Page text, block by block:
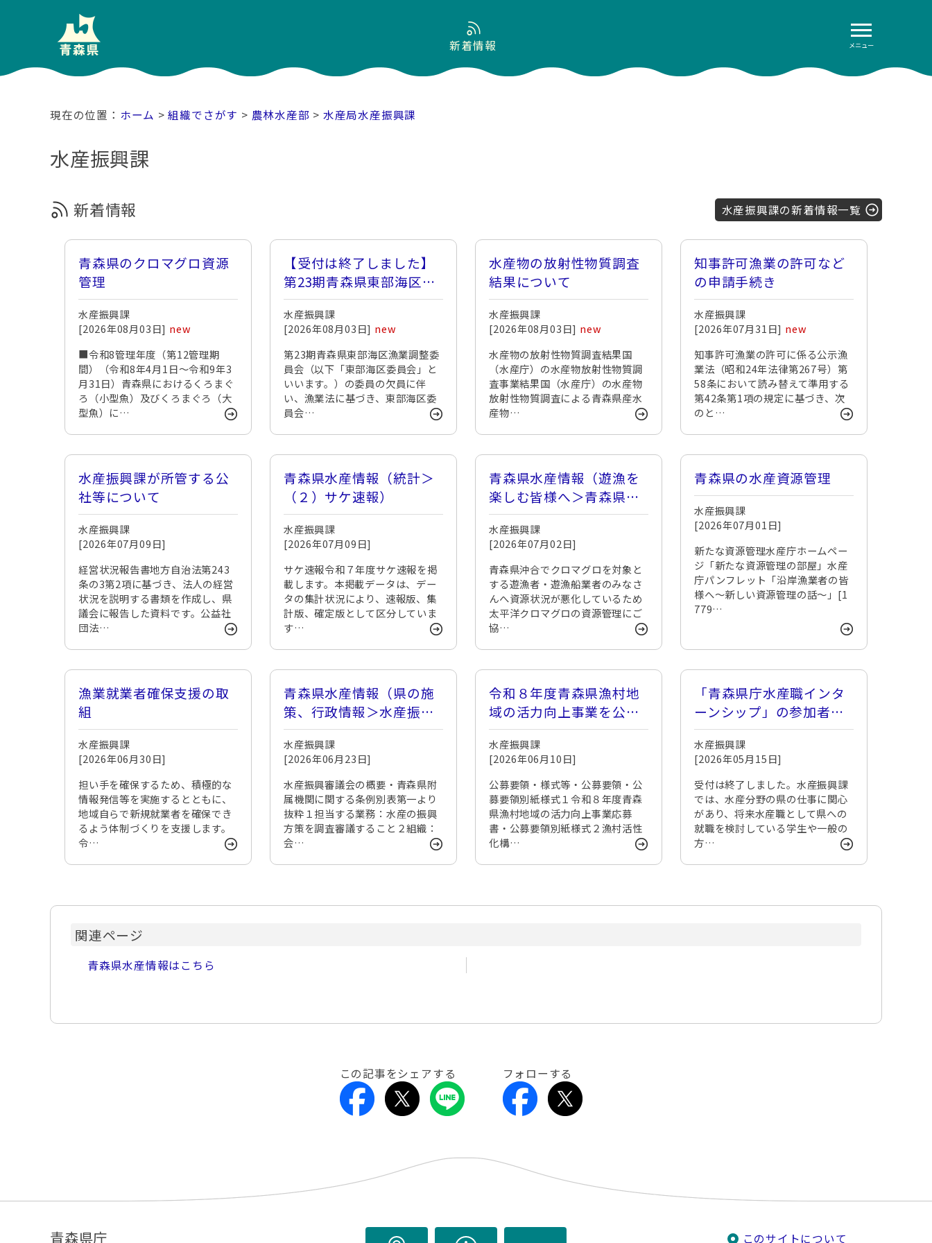
メニュー
新着情報
ホーム >組織でさがす > 農林水産部 > 水産局水産振興課
水産振興課
新着情報 水産振興課の新着情報一覧
青森県のクロマグロ資源
管理
水産振興課
[2026年08月03日] new
■令和8管理年度（第12管理期
間）（令和8年4月1日～令和9年3
月31日）青森県におけるくろまぐ
ろ（小型魚）及びくろまぐろ（大
型魚）に…
【受付は終了しました】
第23期青森県東部海区漁
業調整委員会の委員の欠
員に伴う委員候補者の推
薦・募集を受け付けてい
ます
水産振興課
[2026年08月03日] new
第23期青森県東部海区漁業調整委
員会（以下「東部海区委員会」と
いいます。）の委員の欠員に伴
い、漁業法に基づき、東部海区委
員会…
水産物の放射性物質調査
結果について
水産振興課
[2026年08月03日] new
水産物の放射性物質調査結果国
（水産庁）の水産物放射性物質調
査事業結果国（水産庁）の水産物
放射性物質調査による青森県産水
産物…
知事許可漁業の許可など
の申請手続き
水産振興課
[2026年07月31日] new
知事許可漁業の許可に係る公示漁
業法（昭和24年法律第267号）第
58条において読み替えて準用する
第42条第1項の規定に基づき、次
のと…
水産振興課が所管する公
社等について
水産振興課
[2026年07月09日]
経営状況報告書地方自治法第243
条の3第2項に基づき、法人の経営
状況を説明する書類を作成し、県
議会に報告した資料です。公益社
団法…
青森県水産情報（統計＞
（２）サケ速報）
水産振興課
[2026年07月09日]
サケ速報令和７年度サケ速報を掲
載します。本掲載データは、デー
タの集計状況により、速報版、集
計版、確定版として区分していま
す…
青森県水産情報（遊漁を
楽しむ皆様へ＞青森県沖
合でクロマグロを対象と
する遊漁者・遊漁船業者
のみなさんへ
水産振興課
[2026年07月02日]
青森県沖合でクロマグロを対象と
する遊漁者・遊漁船業者のみなさ
んへ資源状況が悪化しているため
太平洋クロマグロの資源管理にご
協…
青森県の水産資源管理
水産振興課
[2026年07月01日]
新たな資源管理水産庁ホームペー
ジ「新たな資源管理の部屋」水産
庁パンフレット「沿岸漁業者の皆
様へ～新しい資源管理の話～」[1
779…
漁業就業者確保支援の取
組
水産振興課
[2026年06月30日]
担い手を確保するため、積極的な
情報発信等を実施するとともに、
地域自らで新規就業者を確保でき
るよう体制づくりを支援します。
令…
青森県水産情報（県の施
策、行政情報＞水産振興
審議会）
水産振興課
[2026年06月23日]
水産振興審議会の概要・青森県附
属機関に関する条例別表第一より
抜粋１担当する業務：水産の振興
方策を調査審議すること２組織：
会…
令和８年度青森県漁村地
域の活力向上事業を公募
します
水産振興課
[2026年06月10日]
公募要領・様式等・公募要領・公
募要領別紙様式１令和８年度青森
県漁村地域の活力向上事業応募
書・公募要領別紙様式２漁村活性
化構…
「青森県庁水産職インタ
ーンシップ」の参加者を
募集します！
水産振興課
[2026年05月15日]
受付は終了しました。水産振興課
では、水産分野の県の仕事に関心
があり、将来水産職として県への
就職を検討している学生や一般の
方…
関連ページ
青森県水産情報はこちら
この記事をシェアする フォローする
青森県庁 このサイトについて